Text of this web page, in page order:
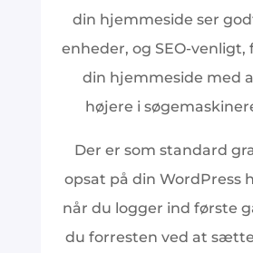
din hjemmeside ser
enheder, og SEO-
din hjemmeside med
højere i
Der er som standard
opsat på din WordPress
når du logger ind første
du forresten ved at